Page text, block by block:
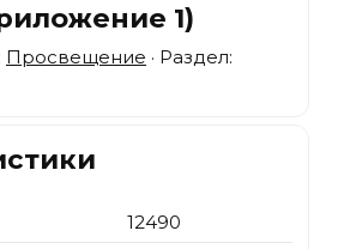
1)
Просвещение · Раздел:
12490